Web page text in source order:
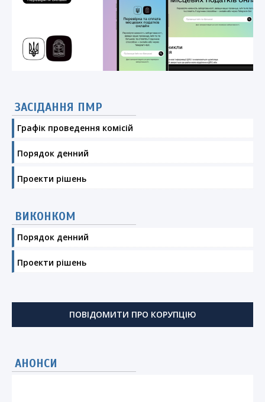
ЗАСІДАННЯ ПМР
Графік проведення комісій
Порядок денний
Проекти рішень
ВИКОНКОМ
Порядок денний
Проекти рішень
ПОВІДОМИТИ ПРО КОРУПЦІЮ
АНОНСИ